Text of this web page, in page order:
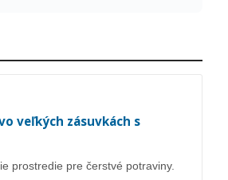
veľkých zásuvkách s
prostredie pre čerstvé potraviny.